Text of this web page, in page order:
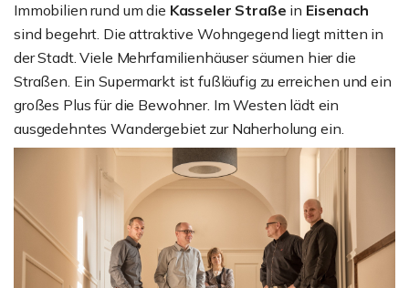
Immobilien rund um die Kasseler Straße in Eisenach
sind begehrt. Die attraktive Wohngegend liegt mitten in
der Stadt. Viele Mehrfamilienhäuser säumen hier die
Straßen. Ein Supermarkt ist fußläufig zu erreichen und ein
großes Plus für die Bewohner. Im Westen lädt ein
ausgedehntes Wandergebiet zur Naherholung ein.